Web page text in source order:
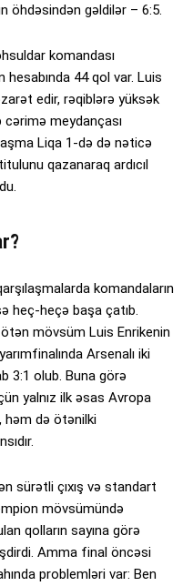
öhdəsindən gəldilər – 6:5.
komandası
hesabında 44 qol var. Luis
edir, rəqiblərə yüksək
meydançası
Liqa 1-də də nəticə
qazanaraq ardıcıl
komandaların
heç-heçə başa çatıb.
mövsüm Luis Enrikenin
Arsenalı iki
3:1 olub. Buna görə
yalnız ilk əsas Avropa
həm də ötənilki
sürətli çıxış və standart
mövsümündə
qolların sayına görə
Amma final öncəsi
problemləri var: Ben